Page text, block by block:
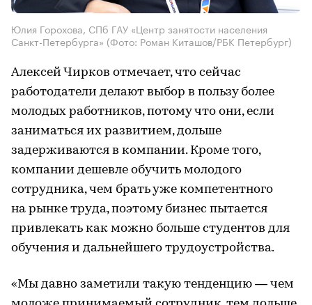
Юлия Горохова, СПб ГАУ «Центр занятости населения
Санкт-Петербурга» (Фото: Роман Киташов/РБК Петербург)
Алексей Чирков отмечает, что сейчас
работодатели делают выбор в пользу более
молодых работников, потому что они, если
заниматься их развитием, дольше
задерживаются в компании. Кроме того,
компании дешевле обучить молодого
сотрудника, чем брать уже компетентного
на рынке труда, поэтому бизнес пытается
привлекать как можно больше студентов для
обучения и дальнейшего трудоустройства.
«Мы давно заметили такую тенденцию — чем